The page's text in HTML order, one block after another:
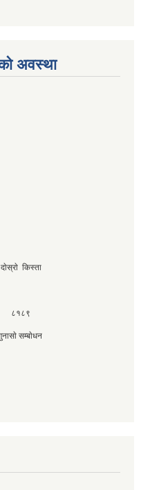
अवस्था
किस्ता
सम्बाेधन